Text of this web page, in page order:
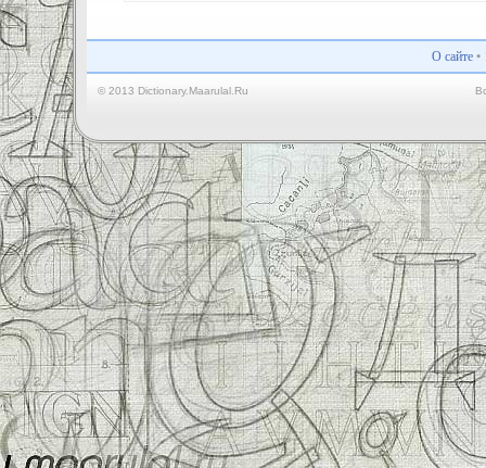
О сайте•
© 2013 Dictionary.Maarulal.Ru